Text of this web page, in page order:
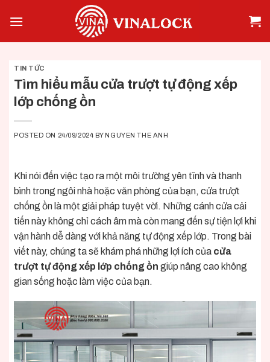
TIN TỨC
Tìm hiểu mẫu cửa trượt tự động xếp
lớp chống ồn
POSTED ON 24/09/2024 BY NGUYEN THE ANH
Khi nói đến việc tạo ra một môi trường yên tĩnh và thanh
bình trong ngôi nhà hoặc văn phòng của bạn, cửa trượt
chống ồn là một giải pháp tuyệt vời. Những cánh cửa cải
tiến này không chỉ cách âm mà còn mang đến sự tiện lợi khi
vận hành dễ dàng với khả năng tự động xếp lớp. Trong bài
viết này, chúng ta sẽ khám phá những lợi ích của cửa
trượt tự động xếp lớp chống ồn giúp nâng cao không
gian sống hoặc làm việc của bạn.